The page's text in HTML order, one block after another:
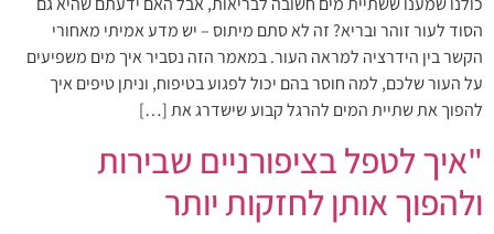
הסוד לעור זוהר ובריא? זה לא סתם מיתוס – יש מדע אמיתי מאחורי
הקשר בין הידרציה למראה העור. במאמר הזה נסביר איך מים משפיעים
על העור שלכם, למה חוסר בהם יכול לפגוע בטיפוח, וניתן טיפים איך
להפוך את שתיית המים להרגל קבוע שישדרג את […]
"איך לטפל בציפורניים שבירות
ולהפוך אותן לחזקות יותר